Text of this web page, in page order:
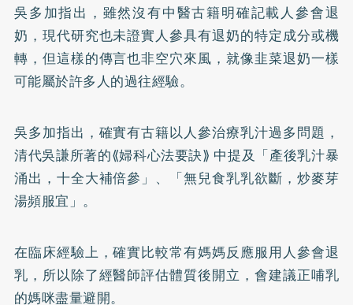
吳多加指出，雖然沒有中醫古籍明確記載人參會退
奶，現代研究也未證實人參具有退奶的特定成分或機
轉，但這樣的傳言也非空穴來風，就像韭菜退奶一樣
可能屬於許多人的過往經驗。
吳多加指出，確實有古籍以人參治療乳汁過多問題，
清代吳謙所著的⟪婦科心法要訣⟫ 中提及「產後乳汁暴
涌出，十全大補倍參」、「無兒食乳乳欲斷，炒麥芽
湯頻服宜」。
在臨床經驗上，確實比較常有媽媽反應服用人參會退
乳，所以除了經醫師評估體質後開立，會建議正哺乳
的媽咪盡量避開。